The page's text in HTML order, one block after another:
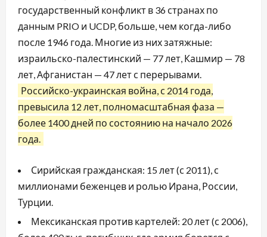
государственный конфликт в 36 странах по
данным PRIO и UCDP, больше, чем когда-либо
после 1946 года. Многие из них затяжные:
израильско-палестинский — 77 лет, Кашмир — 78
лет, Афганистан — 47 лет с перерывами.
Российско-украинская война, с 2014 года,
превысила 12 лет, полномасштабная фаза —
более 1400 дней по состоянию на начало 2026
года.
Сирийская гражданская: 15 лет (с 2011), с
миллионами беженцев и ролью Ирана, России,
Турции.
Мексиканская против картелей: 20 лет (с 2006),